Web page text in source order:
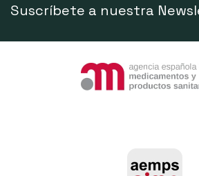
Suscríbete a nuestra